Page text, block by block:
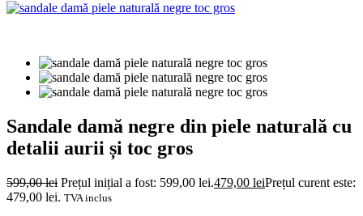
Sandale damă negre din piele naturală cu
detalii aurii și toc gros
599,00lei Prețul inițial a fost: 599,00 lei.479,00 leiPrețul curent este:
479,00 lei. TVA inclus